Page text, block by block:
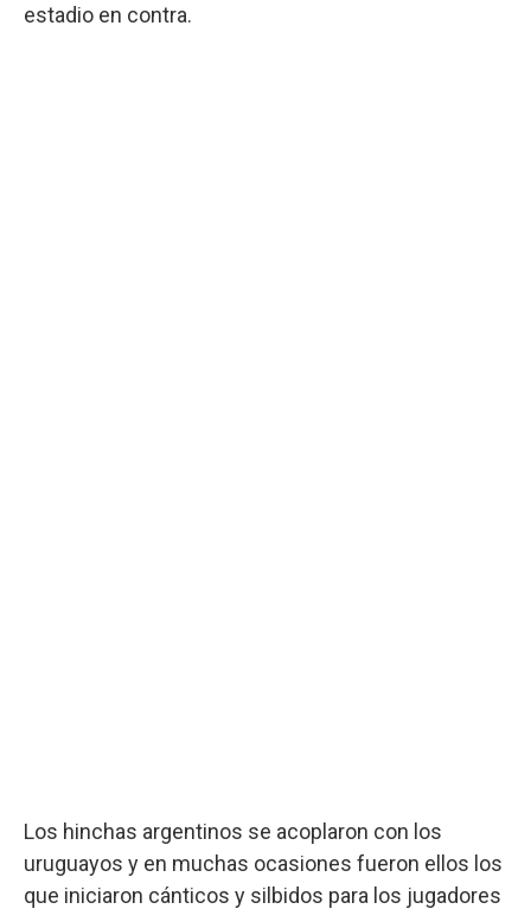
estadio en contra.
Los hinchas argentinos se acoplaron con los
uruguayos y en muchas ocasiones fueron ellos los
que iniciaron cánticos y silbidos para los jugadores